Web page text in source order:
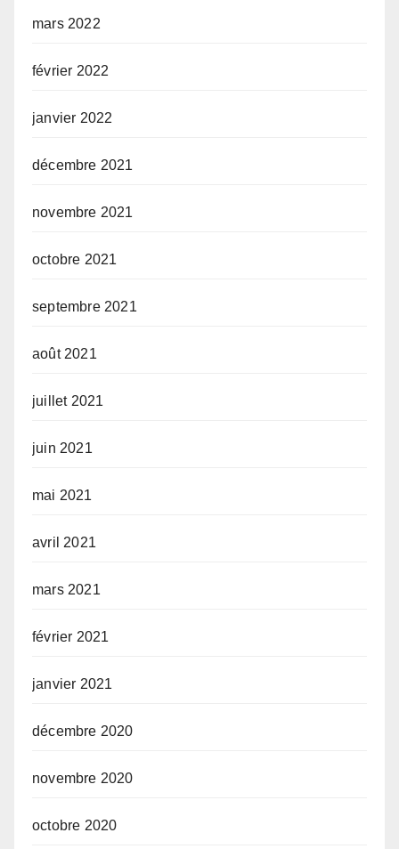
mars 2022
février 2022
janvier 2022
décembre 2021
novembre 2021
octobre 2021
septembre 2021
août 2021
juillet 2021
juin 2021
mai 2021
avril 2021
mars 2021
février 2021
janvier 2021
décembre 2020
novembre 2020
octobre 2020